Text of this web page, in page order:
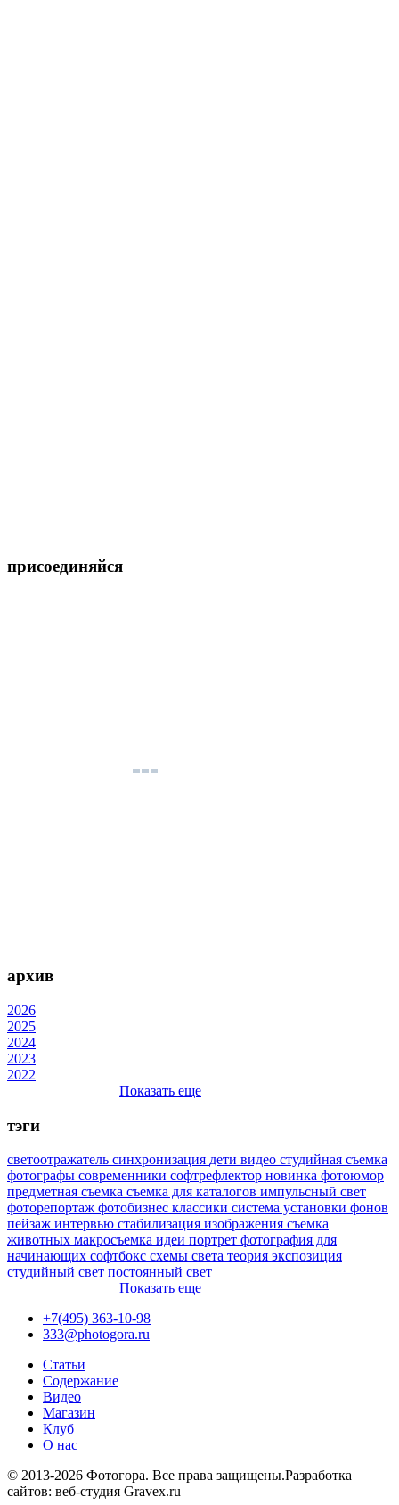
присоединяйся
архив
2026
2025
2024
2023
2022
Показать еще
тэги
светоотражатель синхронизация дети видео студийная съемка
фотографы современники софтрефлектор новинка фотоюмор
предметная съемка съемка для каталогов импульсный свет
фоторепортаж фотобизнес классики система установки фонов
пейзаж интервью стабилизация изображения съемка
животных макросъемка идеи портрет фотография для
начинающих софтбокс схемы света теория экспозиция
студийный свет постоянный свет
Показать еще
+7(495) 363-10-98
333@photogora.ru
Статьи
Содержание
Видео
Магазин
Клуб
О нас
© 2013-2026 Фотогора. Все права защищены.Разработка
сайтов: веб-студия Gravex.ru